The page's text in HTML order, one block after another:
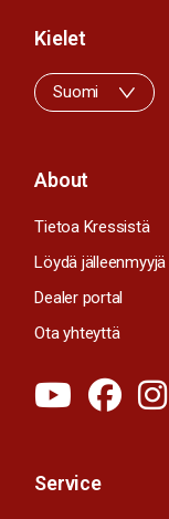
About
Tietoa Kressistä
Löydä jälleenmyyjä
Dealer portal
Ota yhteyttä
Service
Kielet
Suomi